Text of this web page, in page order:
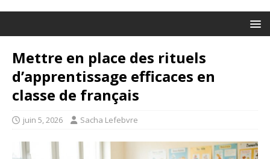
Mettre en place des rituels
d’apprentissage efficaces en
classe de français
juin 5, 2026 Sacha Lefebvre